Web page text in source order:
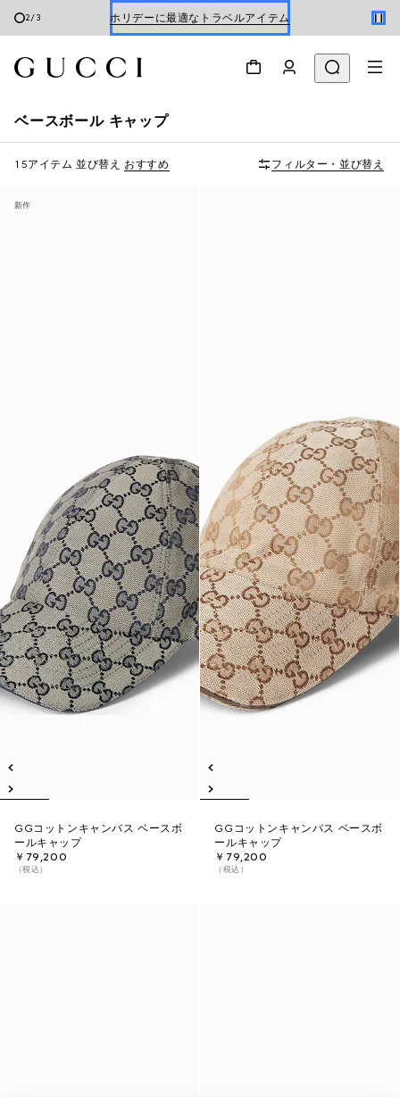
2/3 ホリデーに最適なトラベルアイテム
ベースボール キャップ
15アイテム 並び替え おすすめ フィルター・並び替え
新作
GGコットンキャンバス ベースボ
ールキャップ
￥79,200
（税込）
GGコットンキャンバス ベースボ
ールキャップ
￥79,200
（税込）